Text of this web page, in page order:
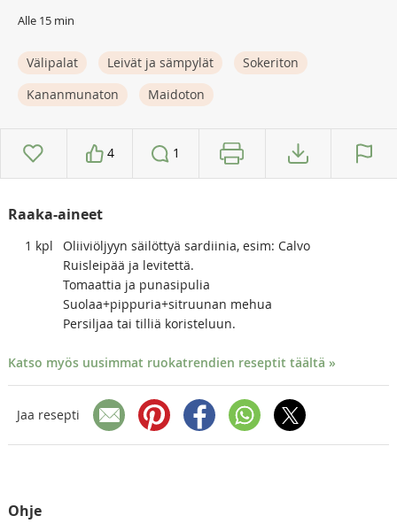
Alle 15 min
Välipalat Leivät ja sämpylät
Sokeriton
Kananmunaton
Maidoton
4 1
Raaka-aineet
1 kpl
Oliiviöljyyn säilöttyä sardiinia, esim: Calvo
Ruisleipää ja levitettä.
Tomaattia ja punasipulia
Suolaa+pippuria+sitruunan mehua
Persiljaa tai tilliä koristeluun.
Katso myös uusimmat ruokatrendien reseptit täältä »
Jaa resepti
Ohje